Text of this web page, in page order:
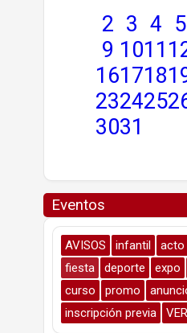
2 3 4 5
9 1011
161718
232425
3031
Eventos
AVISOS infantil acto
fiesta
deporte expo
curso
promo
inscripción previa